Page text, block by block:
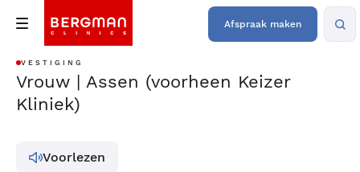
Afspraak maken
VESTIGING
Vrouw | Assen (voorheen Keizer
Kliniek)
Voorlezen